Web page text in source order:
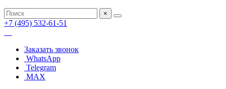
×
+7 (495) 532-61-51
Заказать звонок
WhatsApp
Telegram
MAX